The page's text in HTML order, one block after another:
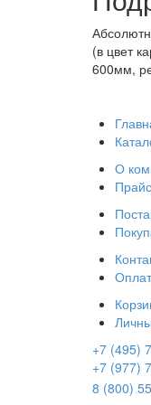
(в цвет
600мм,
О
Прайс
+7 (495)
+7 (977)
8 (800)